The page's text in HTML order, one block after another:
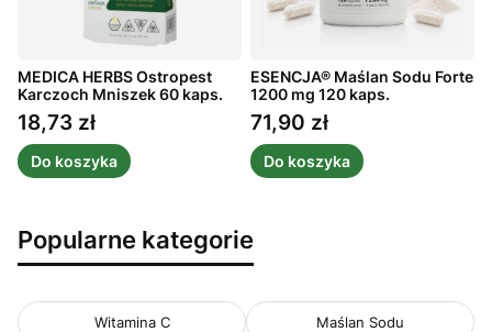
MEDICA HERBS Ostropest
Karczoch Mniszek 60 kaps.
Cena
18,73 zł
Do koszyka
ESENCJA® Maślan Sodu Forte
1200 mg 120 kaps.
Cena
71,90 zł
Do koszyka
Popularne kategorie
Witamina C Maślan Sodu